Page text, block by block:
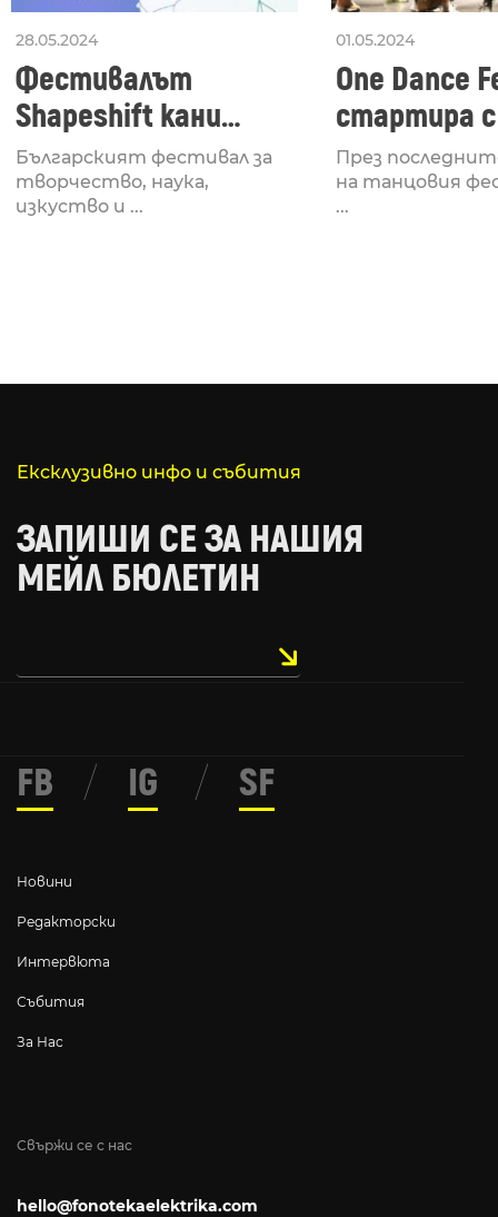
28.05.2024
Фестивалът
Shapeshift кани
Fabrizio Mammarella
за откриването си
Българският фестивал за
творчество, наука,
изкуство и ...
01.05.2024
One Dance
стартира
Lucid,
рейв
През
на танцовия
...
Ексклузивно инфо и събития
ЗАПИШИ СЕ ЗА НАШИЯ
МЕЙЛ БЮЛЕТИН
Свържи се с нас
hello@fonotekaelektrika.com
Новини
Редакторски
Интервюта
Събития
За Нас
FB / IG / SF